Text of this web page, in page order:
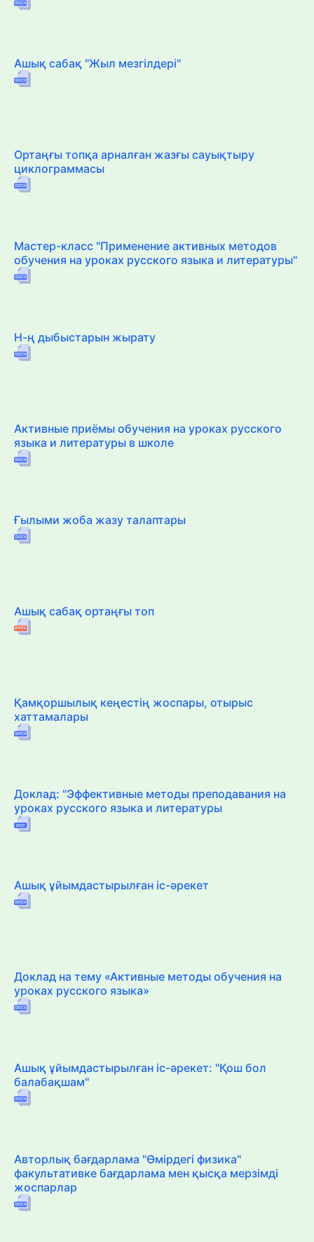
Ашық сабақ "Жыл мезгілдері"
Ортаңғы топқа арналған жазғы сауықтыру
циклограммасы
Мастер-класс "Применение активных методов
обучения на уроках русского языка и литературы"
Н-ң дыбыстарын жырату
Активные приёмы обучения на уроках русского
языка и литературы в школе
Ғылыми жоба жазу талаптары
Ашық сабақ ортаңғы топ
Қамқоршылық кеңестің жоспары, отырыс
хаттамалары
Доклад: "Эффективные методы преподавания на
уроках русского языка и литературы
Ашық ұйымдастырылған іс-әрекет
Доклад на тему «Активные методы обучения на
уроках русского языка»
Ашық ұйымдастырылған іс-әрекет: "Қош бол
балабақшам"
Авторлық бағдарлама "Өмірдегі физика"
факультативке бағдарлама мен қысқа мерзімді
жоспарлар